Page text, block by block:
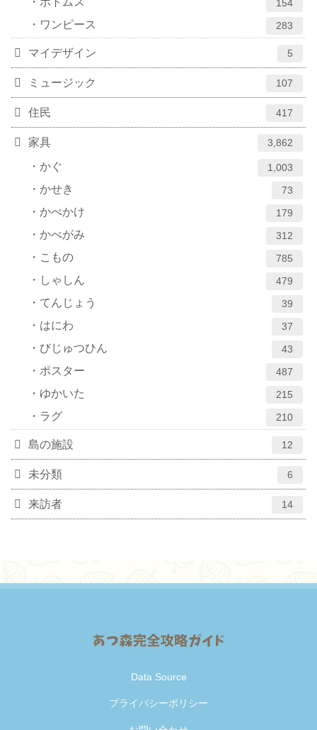
154
ワンピース 283
マイデザイン 5
ミュージック 107
住民 417
家具 3,862
かぐ 1,003
かせき 73
かべかけ 179
かべがみ 312
こもの 785
しゃしん 479
てんじょう 39
はにわ 37
びじゅつひん 43
ポスター 487
ゆかいた 215
ラグ 210
島の施設 12
未分類 6
来訪者 14
Data Source
プライバシーポリシー